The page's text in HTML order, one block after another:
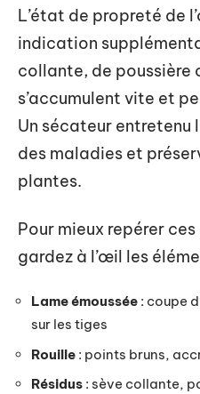
L’état de propreté de
indication
collante, de poussière
s’accumulent vite et
Un sécateur
des maladies et
plantes.
Pour mieux repérer
gardez à l’œil les
Lame émoussée : coupe
sur les tiges
Rouille : points bruns,
Résidus : sève collante,